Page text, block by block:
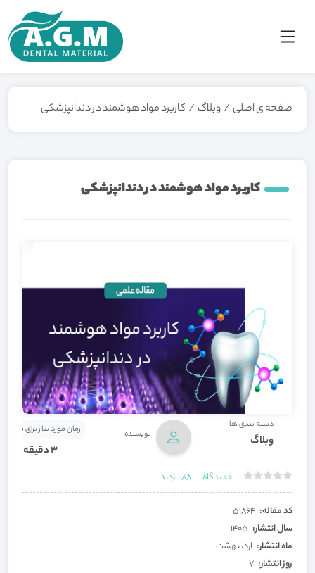
صفحه ی اصلی / وبلاگ / کاربرد مواد هوشمند در دندانپزشکی
کاربرد مواد هوشمند در دندانپزشکی
دسته بندی ها
وبلاگ نویسنده زمان مورد نیاز برای مطالعه
3 دقیقه
0دیدگاه 88بازدید
کد مقاله: 51864
سال انتشار: 1405
ماه انتشار: اردیبهشت
روز انتشار: 7